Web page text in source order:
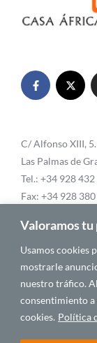
Valoramos
Usamos cookies
mostrarle
nuestro tráfico.
consentimiento a
cookies. Política
C/ Alfonso XIII,
Las Palmas de
Tel.: +34 928
Fax: +34 928
Blog
Quiénes